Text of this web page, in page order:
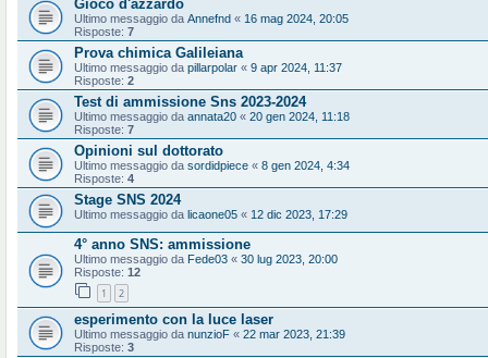
Gioco d'azzardo
Ultimo messaggio da Annefnd « 16 mag 2024, 20:05
Risposte: 7
Prova chimica Galileiana
Ultimo messaggio da pillarpolar « 9 apr 2024, 11:37
Risposte: 2
Test di ammissione Sns 2023-2024
Ultimo messaggio da annata20 « 20 gen 2024, 11:18
Risposte: 7
Opinioni sul dottorato
Ultimo messaggio da sordidpiece « 8 gen 2024, 4:34
Risposte: 4
Stage SNS 2024
Ultimo messaggio da licaone05 « 12 dic 2023, 17:29
4° anno SNS: ammissione
Ultimo messaggio da Fede03 « 30 lug 2023, 20:00
Risposte: 12
1 2
esperimento con la luce laser
Ultimo messaggio da nunzioF « 22 mar 2023, 21:39
Risposte: 3